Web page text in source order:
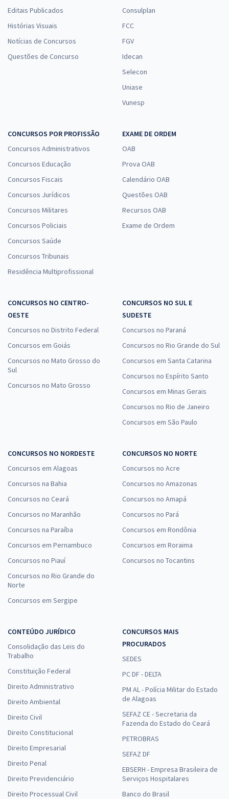
Editais Publicados
Histórias Visuais
Notícias de Concursos
Questões de Concurso
Consulplan
FCC
FGV
Idecan
Selecon
Uniase
Vunesp
CONCURSOS POR PROFISSÃO
Concursos Administrativos
Concursos Educação
Concursos Fiscais
Concursos Jurídicos
Concursos Militares
Concursos Policiais
Concursos Saúde
Concursos Tribunais
Residência Multiprofissional
EXAME DE ORDEM
OAB
Prova OAB
Calendário OAB
Questões OAB
Recursos OAB
Exame de Ordem
CONCURSOS NO CENTRO-
OESTE
Concursos no Distrito Federal
Concursos em Goiás
Concursos no Mato Grosso do
Sul
Concursos no Mato Grosso
CONCURSOS NO SUL E
SUDESTE
Concursos no Paraná
Concursos no Rio Grande do Sul
Concursos em Santa Catarina
Concursos no Espírito Santo
Concursos em Minas Gerais
Concursos no Rio de Janeiro
Concursos em São Paulo
CONCURSOS NO NORDESTE
Concursos em Alagoas
Concursos na Bahia
Concursos no Ceará
Concursos no Maranhão
Concursos na Paraíba
Concursos em Pernambuco
Concursos no Piauí
Concursos no Rio Grande do
Norte
Concursos em Sergipe
CONCURSOS NO NORTE
Concursos no Acre
Concursos no Amazonas
Concursos no Amapá
Concursos no Pará
Concursos em Rondônia
Concursos em Roraima
Concursos no Tocantins
CONTEÚDO JURÍDICO
Consolidação das Leis do
Trabalho
Constituição Federal
Direito Administrativo
Direito Ambiental
Direito Civil
Direito Constitucional
Direito Empresarial
Direito Penal
Direito Previdenciário
Direito Processual Civil
CONCURSOS MAIS
PROCURADOS
SEDES
PC DF - DELTA
PM AL - Polícia Militar do Estado
de Alagoas
SEFAZ CE - Secretaria da
Fazenda do Estado do Ceará
PETROBRAS
SEFAZ DF
EBSERH - Empresa Brasileira de
Serviços Hospitalares
Banco do Brasil